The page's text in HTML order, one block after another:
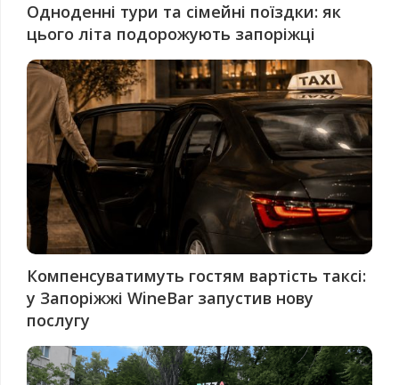
Одноденні тури та сімейні поїздки: як
цього літа подорожують запоріжці
Компенсуватимуть гостям вартість таксі:
у Запоріжжі WineBar запустив нову
послугу